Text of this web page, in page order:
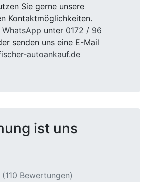
Sie gerne unsere
Kontaktmöglichkeiten.
WhatsApp unter 0172 / 96
senden uns eine E-Mail
autoankauf.de
ist uns
Bewertungen)